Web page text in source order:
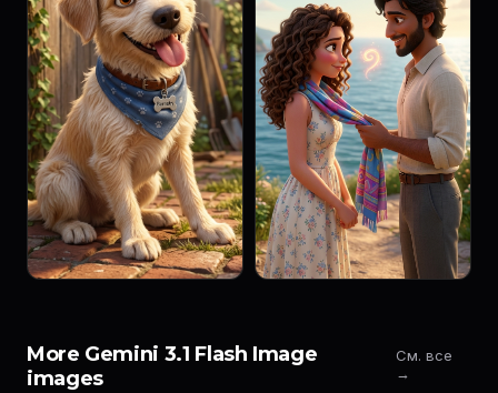
More Gemini 3.1 Flash Image
images
См. все
→